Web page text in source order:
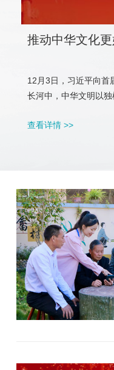
推动中华文化
12月3日，习近平向首
长河中，中华文明以
核心的党中央坚持“两
查看详情 >>